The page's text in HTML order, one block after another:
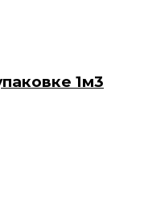
1м3